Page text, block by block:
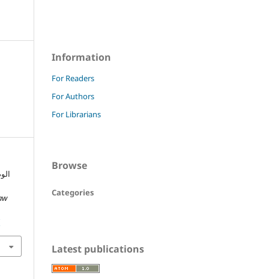
Information
For Readers
For Authors
For Librarians
Browse
Categories
Latest publications